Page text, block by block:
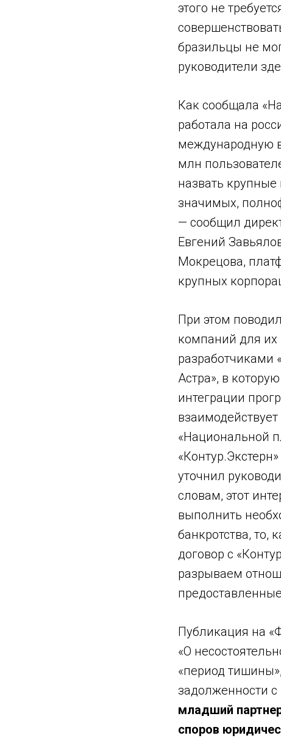
этого не
бразильцы не
руководители
Как сообщала
работала на
международную
млн
назвать
значимых,
— сообщил
Евгений
Мокрецова,
крупных
При этом
компаний для их
разработчиками
Астра», в
интеграции
«Национальной
уточнил
словам, этот
выполнить
банкротства, то,
договор с
разрываем
Публикация на
«О
«период
задолженности
младший
споров